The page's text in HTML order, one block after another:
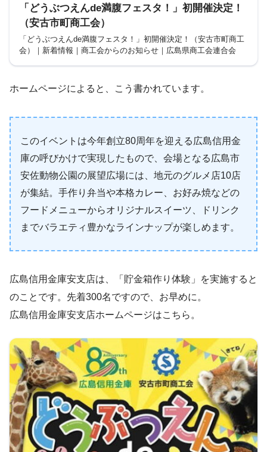
「どうぶつえんde満腹フェスタ！」初開催決定！
（安古市町商工会）
「どうぶつえんde満腹フェスタ！」初開催決定！（安古市町商工
会）｜新着情報｜商工会からのお知らせ｜広島県商工会連合会
ホームページによると、こう書かれています。
このイベントは今年創立80周年を迎える広島信用金
庫の呼びかけで実現したもので、会場となる広島市
安佐動物公園の展望広場には、地元のグルメ店10店
が集結。手作り弁当や本格カレー、お好み焼などの
フードメニューからオリジナルスイーツ、ドリンク
までバラエティ豊かなラインナップが楽しめます。
広島信用金庫安支店は、「貯金箱作り体験」を実施すると
のことです。先着300名ですので、お早めに。
広島信用金庫安支店ホームページはこちら。